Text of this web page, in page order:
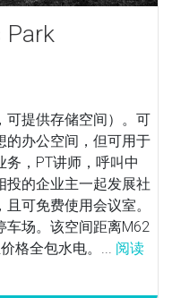
Park
可提供存储空间）。可
的办公空间，但可用于
，PT讲师，呼叫中
投的企业主一起发展社
可免费使用会议室。
车场。该空间距离M62
格全包水电。... 阅读